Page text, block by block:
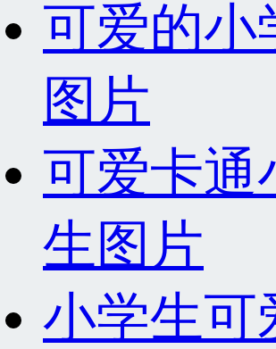
可爱的小
图片
可爱卡通
生图片
小学生可